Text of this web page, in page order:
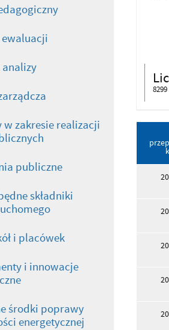
w zakresie realizacji
publiczne
składniki
i placówek
i innowacje
środki poprawy
energetycznej
8299